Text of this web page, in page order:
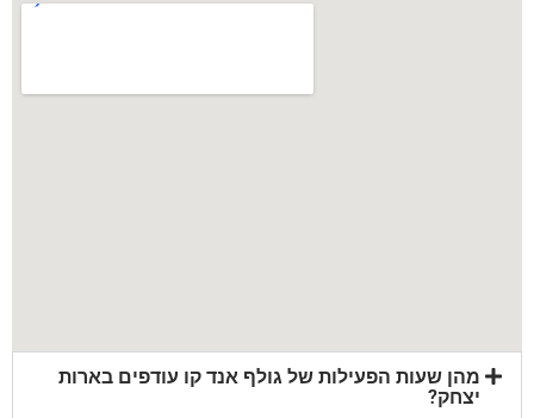
מהן שעות הפעילות של גולף אנד קו עודפים בארות
יצחק?